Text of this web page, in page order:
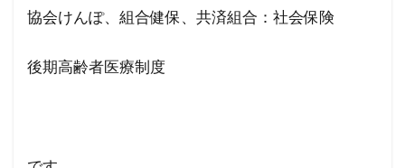
協会けんぽ、組合健保、共済組合：社会保険
後期高齢者医療制度